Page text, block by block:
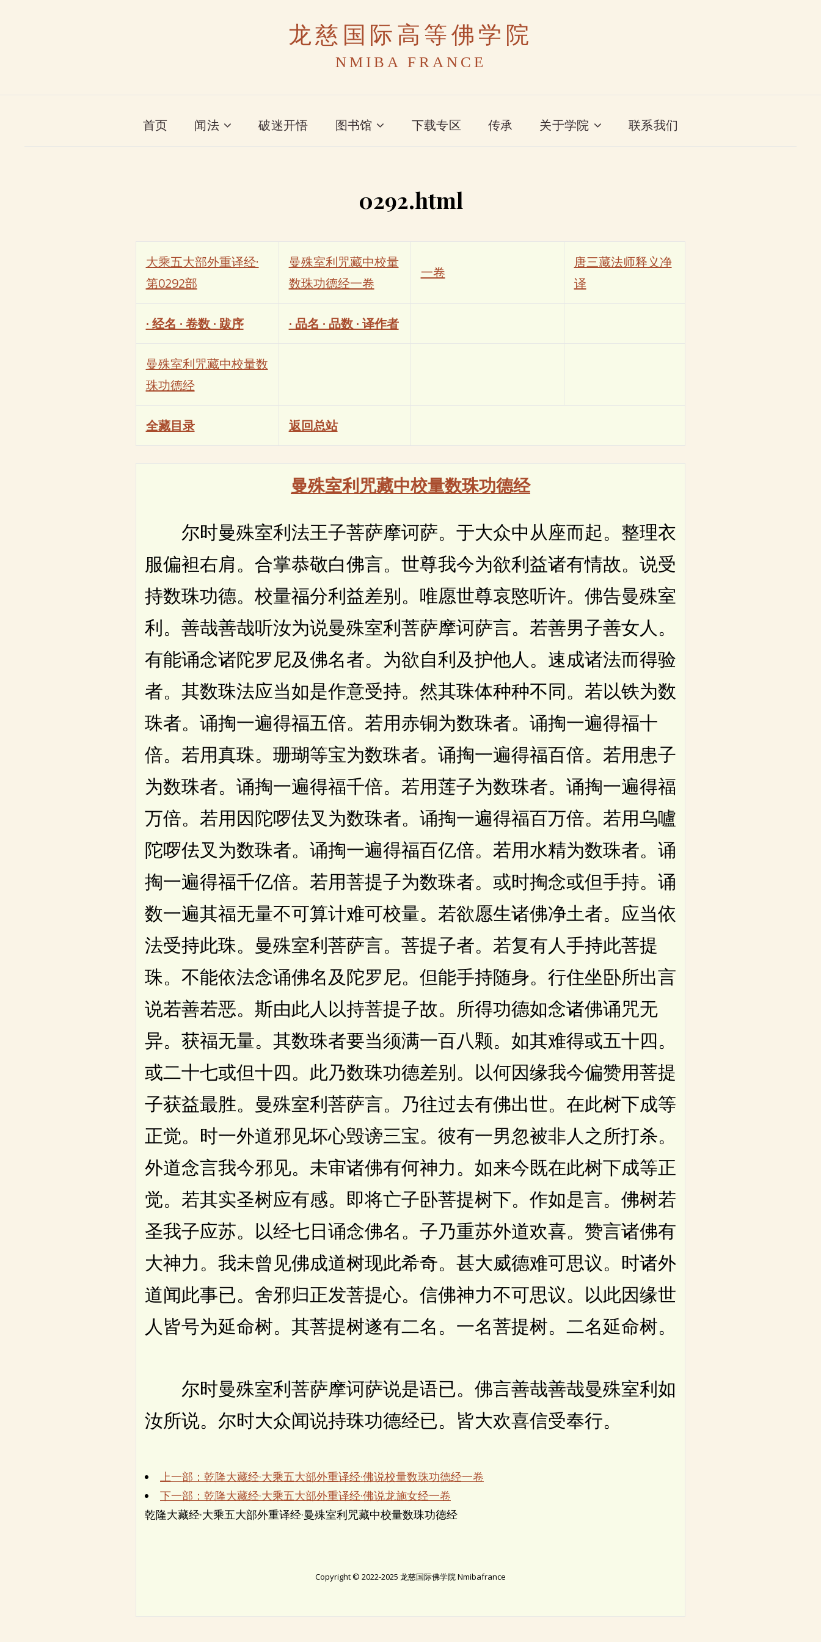
龙慈国际高等佛学院
NMIBA FRANCE
首页 闻法 破迷开悟 图书馆 下载专区 传承 关于学院 联系我们
0292.html
大乘五大部外重译经·
第0292部
曼殊室利咒藏中校量
数珠功德经一卷
一卷
唐三藏法师释义净
译
· 经名 · 卷数 · 跋序 · 品名 · 品数 · 译作者
曼殊室利咒藏中校量数
珠功德经
全藏目录 返回总站
曼殊室利咒藏中校量数珠功德经
尔时曼殊室利法王子菩萨摩诃萨。于大众中从座而起。整理衣
服偏袒右肩。合掌恭敬白佛言。世尊我今为欲利益诸有情故。说受
持数珠功德。校量福分利益差别。唯愿世尊哀愍听许。佛告曼殊室
利。善哉善哉听汝为说曼殊室利菩萨摩诃萨言。若善男子善女人。
有能诵念诸陀罗尼及佛名者。为欲自利及护他人。速成诸法而得验
者。其数珠法应当如是作意受持。然其珠体种种不同。若以铁为数
珠者。诵掏一遍得福五倍。若用赤铜为数珠者。诵掏一遍得福十
倍。若用真珠。珊瑚等宝为数珠者。诵掏一遍得福百倍。若用患子
为数珠者。诵掏一遍得福千倍。若用莲子为数珠者。诵掏一遍得福
万倍。若用因陀啰佉叉为数珠者。诵掏一遍得福百万倍。若用乌嚧
陀啰佉叉为数珠者。诵掏一遍得福百亿倍。若用水精为数珠者。诵
掏一遍得福千亿倍。若用菩提子为数珠者。或时掏念或但手持。诵
数一遍其福无量不可算计难可校量。若欲愿生诸佛净土者。应当依
法受持此珠。曼殊室利菩萨言。菩提子者。若复有人手持此菩提
珠。不能依法念诵佛名及陀罗尼。但能手持随身。行住坐卧所出言
说若善若恶。斯由此人以持菩提子故。所得功德如念诸佛诵咒无
异。获福无量。其数珠者要当须满一百八颗。如其难得或五十四。
或二十七或但十四。此乃数珠功德差别。以何因缘我今偏赞用菩提
子获益最胜。曼殊室利菩萨言。乃往过去有佛出世。在此树下成等
正觉。时一外道邪见坏心毁谤三宝。彼有一男忽被非人之所打杀。
外道念言我今邪见。未审诸佛有何神力。如来今既在此树下成等正
觉。若其实圣树应有感。即将亡子卧菩提树下。作如是言。佛树若
圣我子应苏。以经七日诵念佛名。子乃重苏外道欢喜。赞言诸佛有
大神力。我未曾见佛成道树现此希奇。甚大威德难可思议。时诸外
道闻此事已。舍邪归正发菩提心。信佛神力不可思议。以此因缘世
人皆号为延命树。其菩提树遂有二名。一名菩提树。二名延命树。
尔时曼殊室利菩萨摩诃萨说是语已。佛言善哉善哉曼殊室利如
汝所说。尔时大众闻说持珠功德经已。皆大欢喜信受奉行。
上一部：乾隆大藏经·大乘五大部外重译经·佛说校量数珠功德经一卷
下一部：乾隆大藏经·大乘五大部外重译经·佛说龙施女经一卷
乾隆大藏经·大乘五大部外重译经·曼殊室利咒藏中校量数珠功德经
Copyright © 2022-2025 龙慈国际佛学院 Nmibafrance